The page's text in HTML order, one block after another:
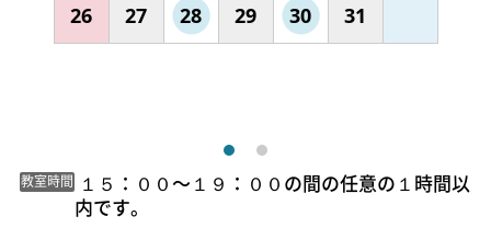
26 27 28 29 30 31
教室時間 １５：００〜１９：００の間の任意の１時間以
内です。